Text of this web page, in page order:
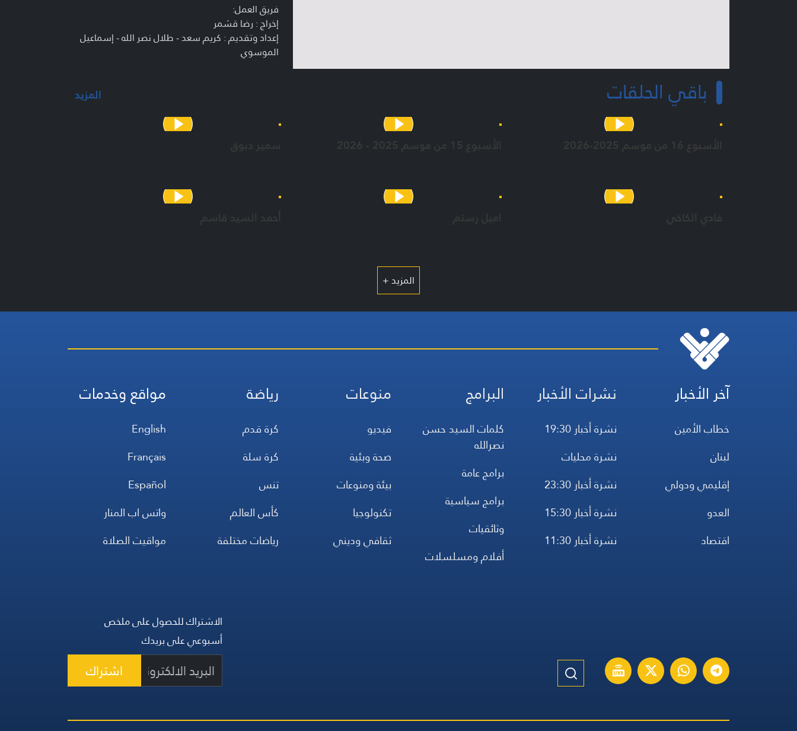
فريق العمل:
إخراج : رضا قشمر
إعداد وتقديم : كريم سعد - طلال نصر الله - إسماعيل
الموسوي
باقي الحلقات المزيد
الأسبوع 16 من موسم 2025-2026 الأسبوع 15 من موسم 2025 - 2026 سمير دبوق
فادي الكاخي اميل رستم أحمد السيد قاسم
المزيد +
آخر الأخبار
خطاب الأمين
لبنان
إقليمي ودولي
العدو
اقتصاد
نشرات الأخبار
نشرة أخبار 19:30
نشرة محليات
نشرة أخبار 23:30
نشرة أخبار 15:30
نشرة أخبار 11:30
البرامج
كلمات السيد حسن
نصرالله
برامج عامة
برامج سياسية
وثائقيات
أفلام ومسلسلات
منوعات
فيديو
صحة وبئية
بيئة ومنوعات
تكنولوجيا
ثقافي وديني
رياضة
كرة قدم
كرة سلة
تنس
كأس العالم
رياضات مختلفة
مواقع وخدمات
English
Français
Español
واتس اب المنار
مواقيت الصلاة
الاشتراك للحصول على ملخص
أسبوعي على بريدك
اشتراك